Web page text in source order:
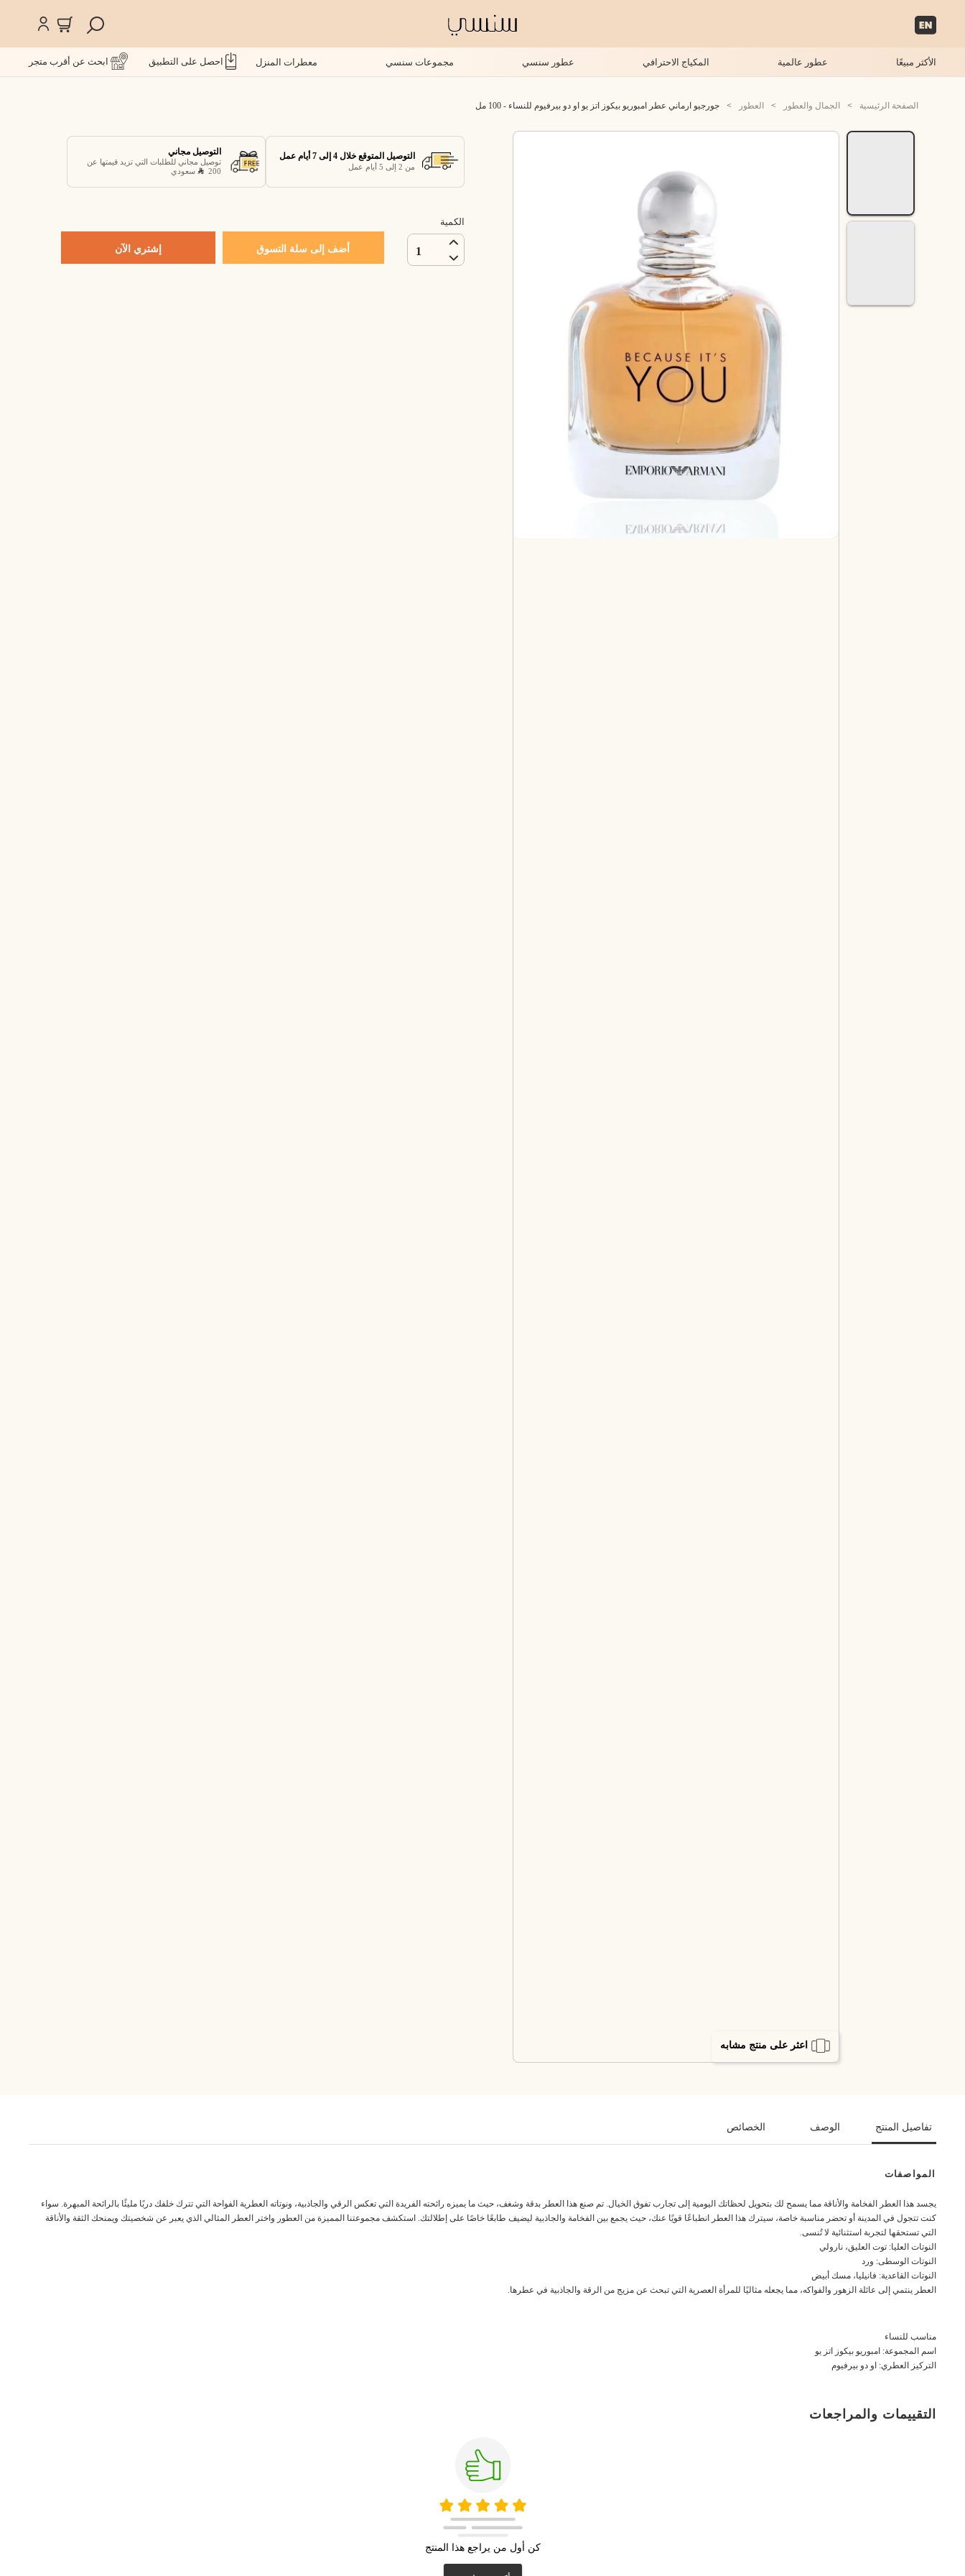
الأكثر مبيعًا عطور عالمية المكياج الاحترافي عطور سنسي مجموعات سنسي معطرات المنزل احصل على التطبيق ابحث عن أقرب متجر
الصفحة الرئيسية > الجمال والعطور > العطور > جورجيو ارماني عطر امبوريو بيكوز اتز يو او دو بيرفيوم للنساء - 100 مل
اعثر على منتج مشابه
التوصيل المتوقع خلال 4 إلى 7 أيام عمل
من 2 إلى 5 أيام عمل
التوصيل مجاني
توصيل مجاني للطلبات التي تزيد قيمتها عن
200
سعودي
الكمية
1 أضف إلى سلة التسوق إشتري الآن
تفاصيل المنتج الوصف الخصائص
المواصفات
يجسد هذا العطر الفخامة والأناقة مما يسمح لك بتحويل لحظاتك اليومية إلى تجارب تفوق الخيال. تم صنع هذا العطر بدقة وشغف، حيث ما يميزه رائحته الفريدة التي تعكس الرقي والجاذبية، ونوتاته العطرية الفواحة التي تترك خلفك دربًا مليئًا بالرائحة المبهرة. سواء
كنت تتجول في المدينة أو تحضر مناسبة خاصة، سيترك هذا العطر انطباعًا قويًا عنك، حيث يجمع بين الفخامة والجاذبية ليضيف طابعًا خاصًا على إطلالتك. استكشف مجموعتنا المميزة من العطور واختر العطر المثالي الذي يعبر عن شخصيتك ويمنحك الثقة والأناقة
التي تستحقها لتجربة استثنائية لا تُنسى.
النوتات العليا: توت العليق، نارولي
النوتات الوسطى: ورد
النوتات القاعدية: فانيليا، مسك أبيض
العطر ينتمي إلى عائلة الزهور والفواكه، مما يجعله مثاليًا للمرأة العصرية التي تبحث عن مزيج من الرقة والجاذبية في عطرها.
مناسب للنساء
اسم المجموعة: امبوريو بيكوز اتز يو
التركيز العطري: او دو بيرفيوم
التقييمات والمراجعات
كن أول من يراجع هذا المنتج